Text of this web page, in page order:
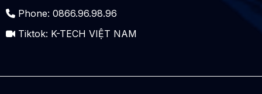
Phone: 0866.96.98.96
Tiktok: K-TECH VIỆT NAM